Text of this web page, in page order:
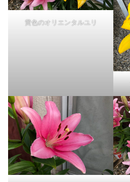
黄色のオリエンタルユリ